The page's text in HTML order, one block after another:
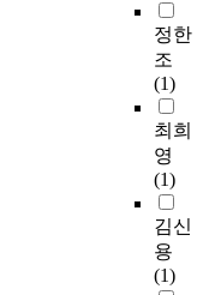
정한
조
(1)
최희
영
(1)
김신
용
(1)